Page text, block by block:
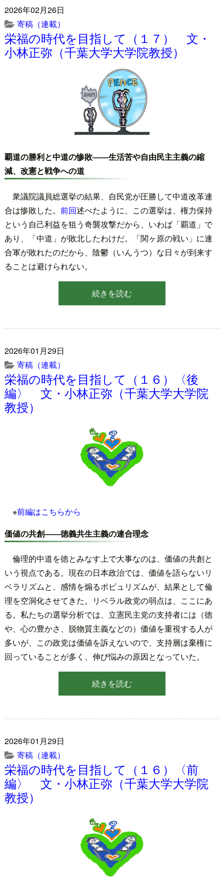
2026年02月26日
寄稿（連載）
栄福の時代を目指して（１７） 文・
小林正弥（千葉大学大学院教授）
覇道の勝利と中道の惨敗――生活苦や自由民主主義の縮
減、改憲と戦争への道
衆議院議員総選挙の結果、自民党が圧勝して中道改革連
合は惨敗した。 前回述べたように、この選挙は、権力保持
という自己利益を狙う奇襲攻撃だから、いわば「覇道」で
あり、「中道」が敗北したわけだ。「関ヶ原の戦い」に連
合軍が敗れたのだから、陰鬱（いんうつ）な日々が到来す
ることは避けられない。
続きを読む
2026年01月29日
寄稿（連載）
栄福の時代を目指して（１６）〈後
編〉 文・小林正弥（千葉大学大学院
教授）
※前編はこちらから
価値の共創――徳義共生主義の連合理念
倫理的中道を徳とみなす上で大事なのは、価値の共創と
いう視点である。現在の日本政治では、価値を語らないリ
ベラリズムと、感情を煽るポピュリズムが、結果として倫
理を空洞化させてきた。リベラル政党の弱点は、ここにあ
る。私たちの選挙分析では、立憲民主党の支持者には（徳
や、心の豊かさ、脱物質主義などの）価値を重視する人が
多いが、この政党は価値を訴えないので、支持層は棄権に
回っていることが多く、伸び悩みの原因となっていた。
続きを読む
2026年01月29日
寄稿（連載）
栄福の時代を目指して（１６）〈前
編〉 文・小林正弥（千葉大学大学院
教授）